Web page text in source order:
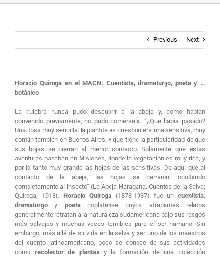
Previous Next
Horacio Quirogaene l MACN: Cuentista, dramaturgo, poeta y…
botánico
La culebra nunca pudo descubrir a la abeja y, como habían
convenido previamente, no pudo comérsela. “¿Que había pasado?
Una cosa muy sencilla: la plantita es cuestión era una sensitiva, muy
común también en Buenos Aires, y que tiene la particularidad de que
sus hojas se cierran al menor contacto. Solamente que estas
aventuras pasaban en Misiones, donde la vegetación es muy rica, y
por lo tanto muy grande las hojas de las sensitivas. De aquí que al
contacto de la abeja, las hojas se cerraron, ocultando
completamente al insecto” (La Abeja Haragana, Cuentos de la Selva;
Quiroga, 1918).Horacio Quiroga (1878-1937) fue uncuentista,
dramaturgo y poetarioplatense cuyos atrapantes relatos
generalmente retratan a la naturaleza sudamericana bajo sus rasgos
más salvajes y muchas veces temibles para el ser humano. Sin
embargo, más allá de su vida en la selva y ser uno de los maestros
del cuento latinoamericano, poco se conoce de sus actividades
como recolector de plantas y la formación de una colección